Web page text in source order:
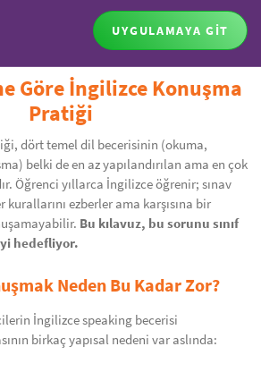
UYGULAMAYA GİT
Göre İngilizce Konuşma
Pratiği
dört temel dil becerisinin (okuma,
belki de en az yapılandırılan ama en çok
Öğrenci yıllarca İngilizce öğrenir; sınav
kurallarını ezberler ama karşısına bir
Bu kılavuz, bu sorunu sınıf
hedefliyor.
Neden Bu Kadar Zor?
İngilizce speaking becerisi
birkaç yapısal nedeni var aslında: